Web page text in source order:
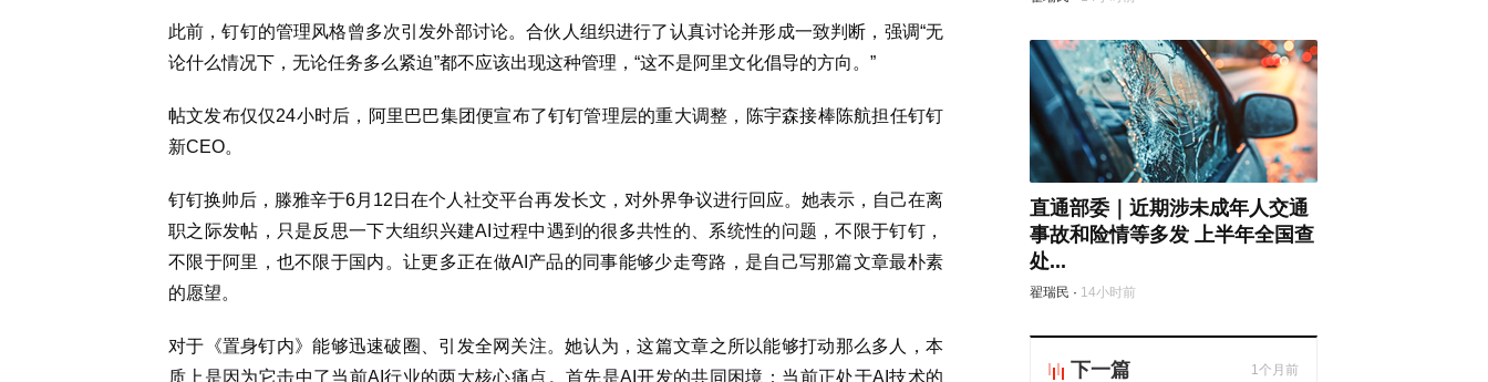
此前，钉钉的管理风格曾多次引发外部讨论。合伙人组织进行了认真讨论并形成一致判断，强调“无
论什么情况下，无论任务多么紧迫”都不应该出现这种管理，“这不是阿里文化倡导的方向。”
帖文发布仅仅24小时后，阿里巴巴集团便宣布了钉钉管理层的重大调整，陈宇森接棒陈航担任钉钉
新CEO。
钉钉换帅后， 滕雅辛于6月12日在个人社交平台再发长文，对外界争议进行回应。她表示，自己在离
职之际发帖，只是反思一下大组织兴建AI过程中遇到的很多共性的、系统性的问题，不限于钉钉，
不限于阿里，也不限于国内。让更多正在做AI产品的同事能够少走弯路，是自己写那篇文章最朴素
的愿望。
对于《置身钉内》能够迅速破圈、引发全网关注。她认为，这篇文章之所以能够打动那么多人，本
质上是因为它击中了当前AI行业的两大核心痛点。首先是AI开发的共同困境：当前正处于AI技术的
直通部委｜近期涉未成年人交通
事故和险情等多发 上半年全国查
处...
翟瑞民 · 14小时前
下一篇 1个月前